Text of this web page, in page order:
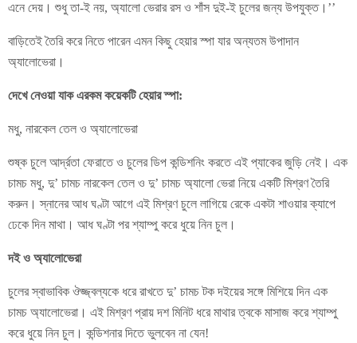
এনে দেয়। শুধু তা-ই নয়, অ্যালো ভেরার রস ও শাঁস দুই-ই চুলের জন্য উপযুক্ত।’’
বাড়িতেই তৈরি করে নিতে পারেন এমন কিছু হেয়ার স্পা যার অন্যতম উপাদান
অ্যালোভেরা।
দেখে নেওয়া যাক এরকম কয়েকটি হেয়ার স্পা:
মধু, নারকেল তেল ও অ্যালোভেরা
শুষ্ক চুলে আর্দ্রতা ফেরাতে ও চুলের ডিপ কন্ডিশনিং করতে এই প্যাকের জুড়ি নেই। এক
চামচ মধু, দু’ চামচ নারকেল তেল ও দু’ চামচ অ্যালো ভেরা নিয়ে একটি মিশ্রণ তৈরি
করুন। স্নানের আধ ঘণ্টা আগে এই মিশ্রণ চুলে লাগিয়ে রেকে একটা শাওয়ার ক্যাপে
ঢেকে দিন মাথা। আধ ঘণ্টা পর শ্যাম্পু করে ধুয়ে নিন চুল।
দই ও অ্যালোভেরা
চুলের স্বাভাবিক ঔজ্জ্বল্যকে ধরে রাখতে দু’ চামচ টক দইয়ের সঙ্গে মিশিয়ে দিন এক
চামচ অ্যালোভেরা। এই মিশ্রণ প্রায় দশ মিনিট ধরে মাথার ত্বকে মাসাজ করে শ্যাম্পু
করে ধুয়ে নিন চুল। কন্ডিশনার দিতে ভুলবেন না যেন!